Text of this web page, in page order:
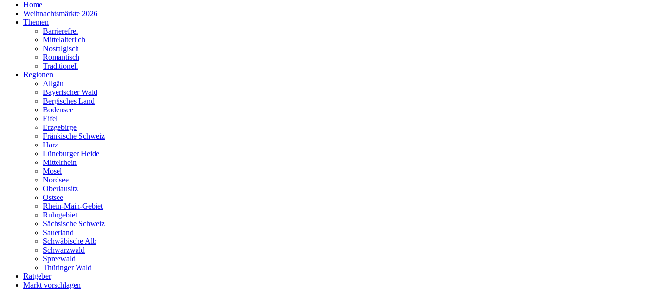
Home
Weihnachtsmärkte 2026
Themen
Barrierefrei
Mittelalterlich
Nostalgisch
Romantisch
Traditionell
Regionen
Allgäu
Bayerischer Wald
Bergisches Land
Bodensee
Eifel
Erzgebirge
Fränkische Schweiz
Harz
Lüneburger Heide
Mittelrhein
Mosel
Nordsee
Oberlausitz
Ostsee
Rhein-Main-Gebiet
Ruhrgebiet
Sächsische Schweiz
Sauerland
Schwäbische Alb
Schwarzwald
Spreewald
Thüringer Wald
Ratgeber
Markt vorschlagen